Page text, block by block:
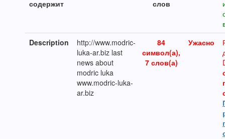
содержит
слов
Description
http://www.modric-
luka-ar.biz last
news about
modric luka
www.modric-luka-
ar.biz
84
символ(а),
7 слов(а)
Ужасно